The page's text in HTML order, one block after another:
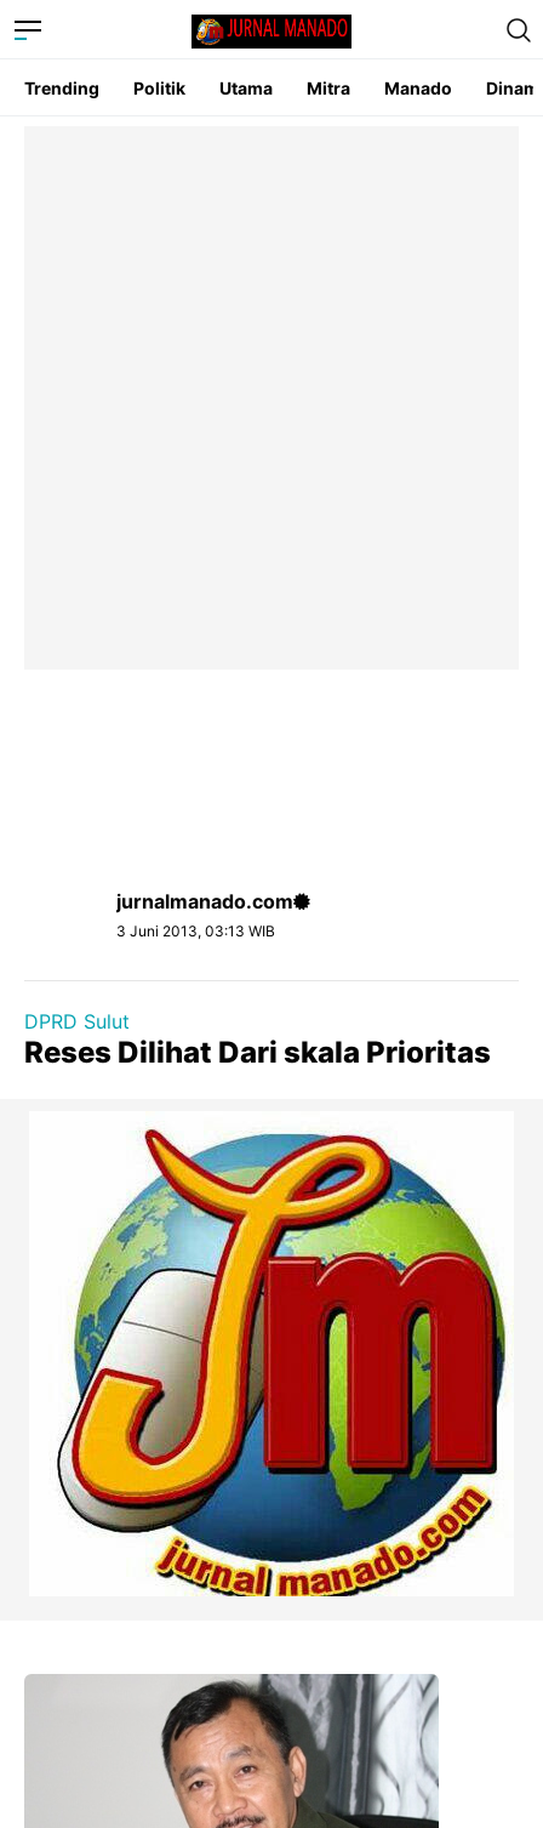
Trending Politik Utama Mitra Manado
jurnalmanado.com
3 Juni 2013, 03:13 WIB
DPRD Sulut
Reses Dilihat Dari skala Prioritas